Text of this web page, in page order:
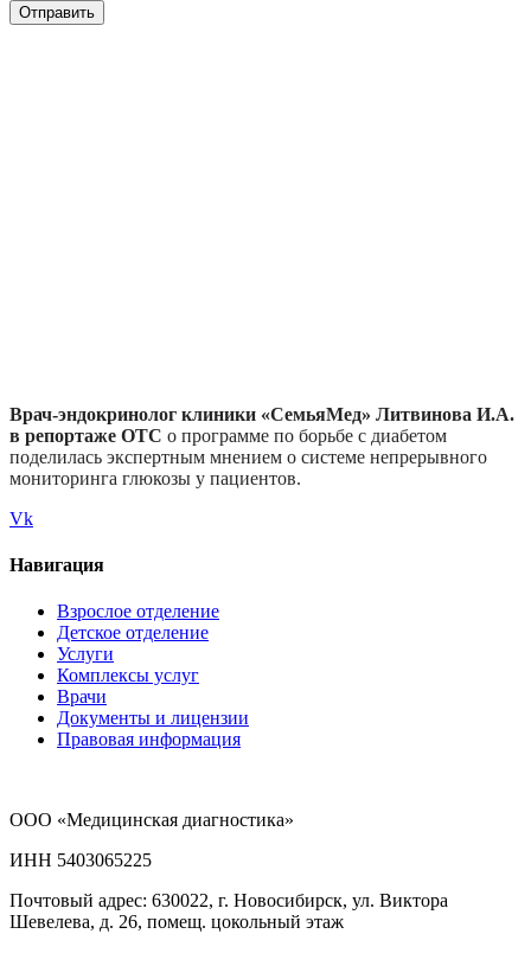
Отправить
Врач-эндокринолог клиники «СемьяМед» Литвинова И.А.
в репортаже ОТС о программе по борьбе с диабетом
поделилась экспертным мнением о системе непрерывного
мониторинга глюкозы у пациентов.
Vk
Навигация
Взрослое отделение
Детское отделение
Услуги
Комплексы услуг
Врачи
Документы и лицензии
Правовая информация
ООО «Медицинская диагностика»
ИНН 5403065225
Почтовый адрес: 630022, г. Новосибирск, ул. Виктора
Шевелева, д. 26, помещ. цокольный этаж